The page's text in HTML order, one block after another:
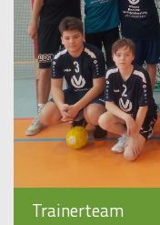
Partner-Infos
Sponsoren
Kontakt
Trainerteam